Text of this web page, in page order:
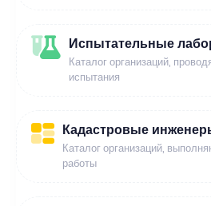
Испытательные
Каталог организаций,
испытания
Кадастровые
Каталог организаций,
работы